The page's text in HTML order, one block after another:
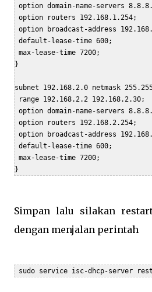
option domain-name-servers
option routers 192.168.1.254;
option broadcast-address
default-lease-time 600;
max-lease-time 7200;
}
subnet 192.168.2.0 netmask
range 192.168.2.2 192.168.2.30;
option domain-name-servers
option routers 192.168.2.254;
option broadcast-address
default-lease-time 600;
max-lease-time 7200;
}
Simpan lalu silakan
dengan menjalan perintah
sudo service isc-dhcp-server